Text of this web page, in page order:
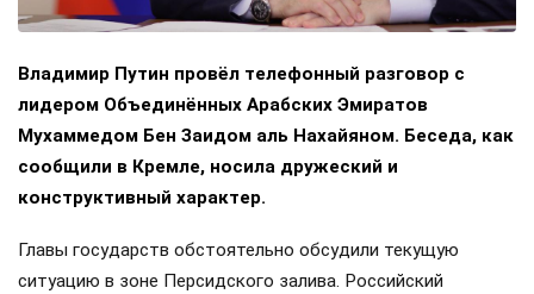
Владимир Путин провёл телефонный разговор с
лидером Объединённых Арабских Эмиратов
Мухаммедом Бен Заидом аль Нахайяном. Беседа, как
сообщили в Кремле, носила дружеский и
конструктивный характер.
Главы государств обстоятельно обсудили текущую
ситуацию в зоне Персидского залива. Российский